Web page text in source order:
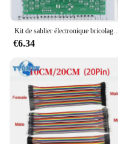
Kit de sablier électronique bricolage, kits de production électrique
€6.34